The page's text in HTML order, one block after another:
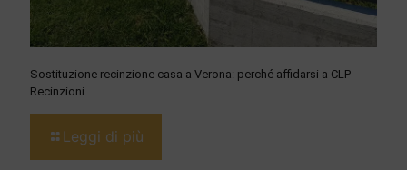
Sostituzione recinzione casa a Verona: perché affidarsi a CLP
Recinzioni
Leggi di più